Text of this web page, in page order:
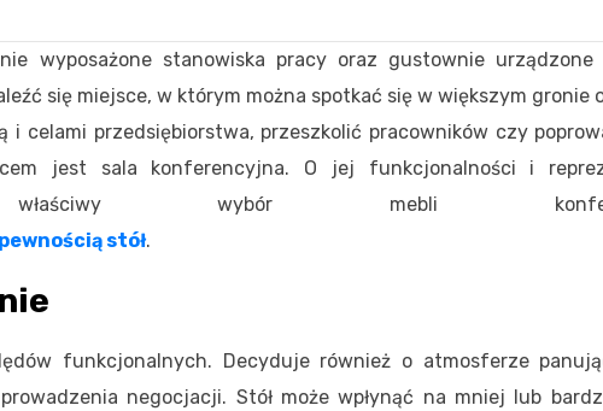
wyposażone stanowiska pracy oraz gustownie urządzone
się miejsce, w którym można spotkać się w większym gronie
celami przedsiębiorstwa, przeszkolić pracowników czy
jest sala konferencyjna. O jej funkcjonalności i
wybór mebli
stół.
funkcjonalnych. Decyduje również o atmosferze
negocjacji. Stół może wpłynąć na mniej lub